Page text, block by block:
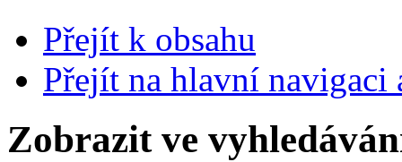
Přejít k obsahu
Přejít na hlavní navigaci
Zobrazit ve